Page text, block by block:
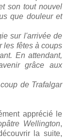
son tout nouvel
que douleur et
sur l'arrivée de
les fêtes à coups
En attendant,
grâce aux
de Trafalgar
apprécié le
Wellington,
la suite,